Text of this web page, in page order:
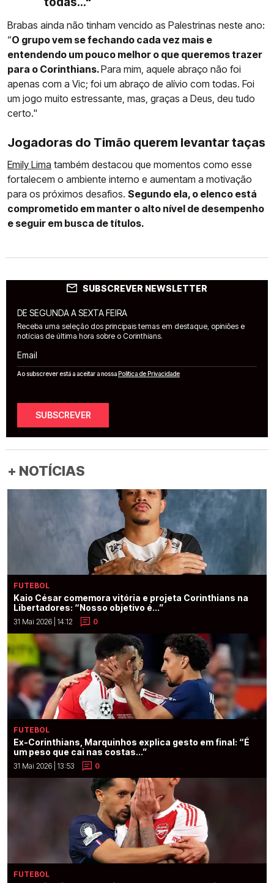
Brabas ainda não tinham vencido as Palestrinas neste ano:
“O grupo vem se fechando cada vez mais e
entendendo um pouco melhor o que queremos trazer
para o Corinthians.Para mim, aquele abraço não foi
apenas com a Vic; foi um abraço de alívio com todas. Foi
um jogo muito estressante, mas, graças a Deus, deu tudo
certo."
Jogadoras do Timão querem levantar taças
Emily Lima também destacou que momentos como esse
fortalecem o ambiente interno e aumentam a motivação
para os próximos desafios. Segundo ela, o elenco está
comprometido em manter o alto nível de desempenho
e seguir em busca de títulos.
SUBSCREVER NEWSLETTER
DE SEGUNDA A SEXTA FEIRA
Receba uma seleção dos principais temas em destaque, opiniões e
notícias de última hora sobre o Corinthians.
Email
Ao subscrever está a aceitar a nossaPolítica de Privacidade
SUBSCREVER
+ NOTÍCIAS
FUTEBOL
Kaio César comemora vitória e projeta Corinthians na
Libertadores: “Nosso objetivo é...”
31 Mai 2026 | 14:12 0
FUTEBOL
Ex-Corinthians, Marquinhos explica gesto em final: “É
um peso que cai nas costas...”
31 Mai 2026 | 13:53 0
FUTEBOL